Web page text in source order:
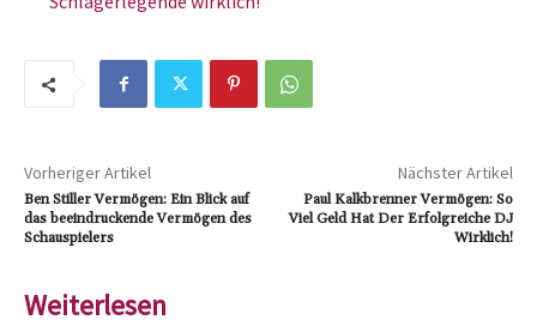
Vorheriger Artikel
Ben Stiller Vermögen: Ein Blick auf
das beeindruckende Vermögen des
Schauspielers
Nächster Artikel
Paul Kalkbrenner Vermögen: So
Viel Geld Hat Der Erfolgreiche DJ
Wirklich!
Weiterlesen